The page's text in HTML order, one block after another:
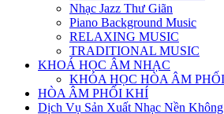
Nhạc Jazz Thư Giãn
Piano Background Music
RELAXING MUSIC
TRADITIONAL MUSIC
KHOÁ HỌC ÂM NHẠC
KHÓA HỌC HÒA ÂM
HÒA ÂM PHỐI KHÍ
Dịch Vụ Sản Xuất Nhạc Nền